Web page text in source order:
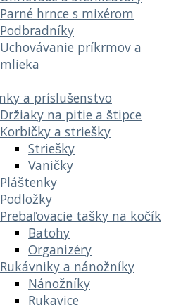
Parné hrnce s mixérom
Podbradníky
Uchovávanie príkrmov a
mlieka
a príslušenstvo
Držiaky na pitie a štipce
Korbičky a striešky
Striešky
Vaničky
Pláštenky
Podložky
Prebaľovacie tašky na kočík
Batohy
Organizéry
Rukávniky a nánožníky
Nánožníky
Rukavice